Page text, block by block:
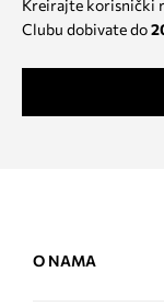
Kreirajte korisnički
Clubu dobivate do
O NAMA